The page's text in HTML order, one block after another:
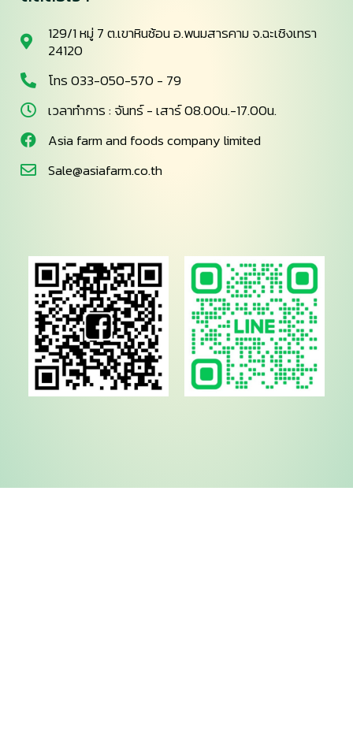
129/1 หมู่ 7 ต.เขาหินซ้อน อ.พนมสารคาม จ.ฉะเชิงเทรา
24120
โทร 033-050-570 - 79
เวลาทำการ : จันทร์ - เสาร์ 08.00น.-17.00น.
Asia farm and foods company limited
Sale@asiafarm.co.th